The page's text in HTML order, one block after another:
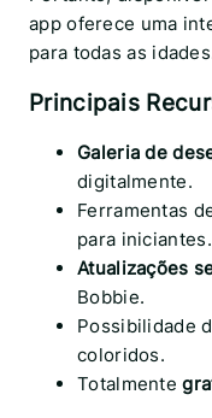
app oferece uma
para todas as
Principais
Galeria de
digitalmente.
Ferramentas
para iniciantes.
Atualizações
Bobbie.
Possibilidade
coloridos.
Totalmente